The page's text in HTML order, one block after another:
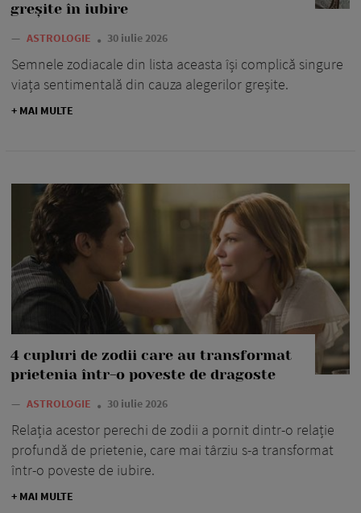
greșite în iubire
— ASTROLOGIE 30 iulie 2026
Semnele zodiacale din lista aceasta își complică singure
viața sentimentală din cauza alegerilor greșite.
+ MAI MULTE
4 cupluri de zodii care au transformat
prietenia într-o poveste de dragoste
— ASTROLOGIE 30 iulie 2026
Relația acestor perechi de zodii a pornit dintr-o relație
profundă de prietenie, care mai târziu s-a transformat
într-o poveste de iubire.
+ MAI MULTE